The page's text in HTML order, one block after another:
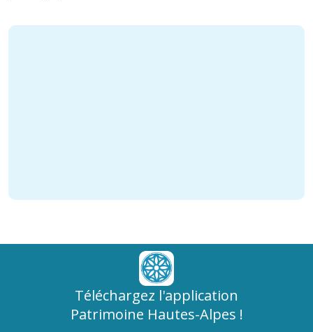
Téléchargez l'application
Patrimoine Hautes-Alpes !